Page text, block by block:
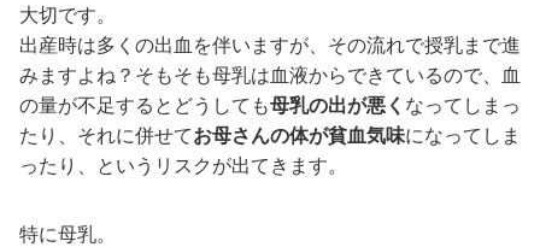
大切です。
出産時は多くの出血を伴いますが、その流れで授乳まで進
みますよね？そもそも母乳は血液からできているので、血
の量が不足するとどうしても母乳の出が悪く なってしまっ
たり、それに併せてお母さんの体が貧血気味になってしま
ったり、というリスクが出てきます。
特に母乳。